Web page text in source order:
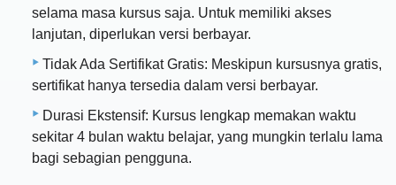
selama masa kursus saja. Untuk memiliki akses
lanjutan, diperlukan versi berbayar.
Tidak Ada Sertifikat Gratis: Meskipun kursusnya gratis,
sertifikat hanya tersedia dalam versi berbayar.
Durasi Ekstensif: Kursus lengkap memakan waktu
sekitar 4 bulan waktu belajar, yang mungkin terlalu lama
bagi sebagian pengguna.